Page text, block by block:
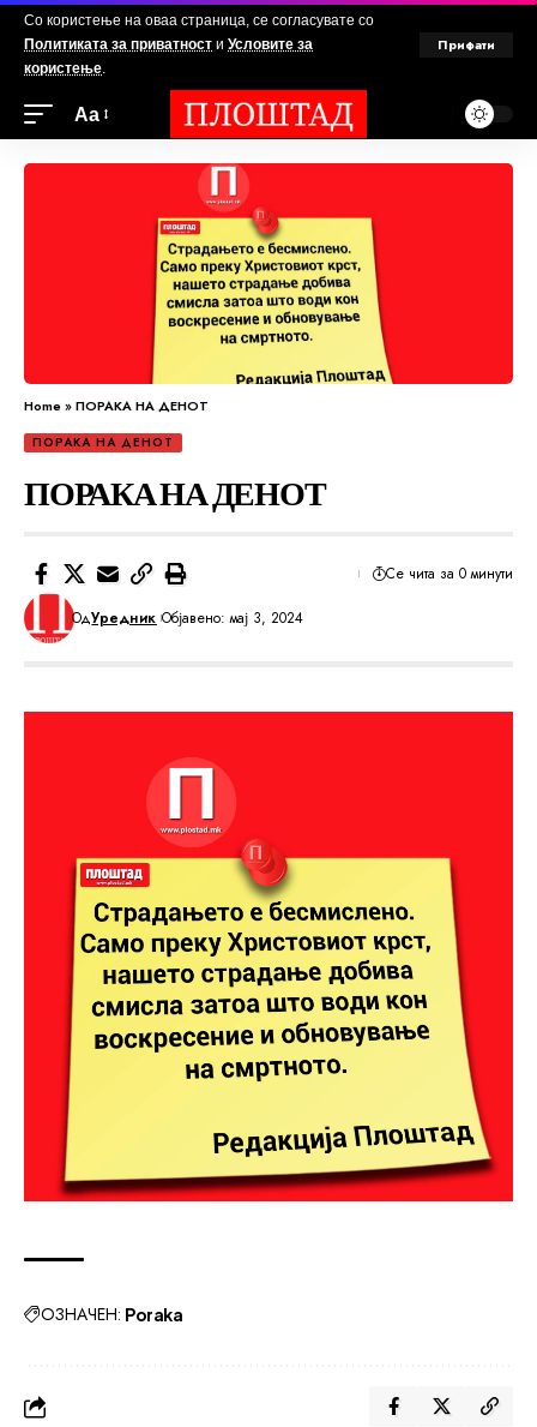
Со користење на оваа страница, се согласувате со
Политиката за приватност и Условите за
користење.
Прифати
Аа
Home»ПОРАКА НА ДЕНОТ
ПОРАКА НА ДЕНОТ
ПОРАКА НА ДЕНОТ
ОдУредник Објавено: мај 3, 2024
Се чита за 0 минути
ОЗНАЧЕН: Poraka